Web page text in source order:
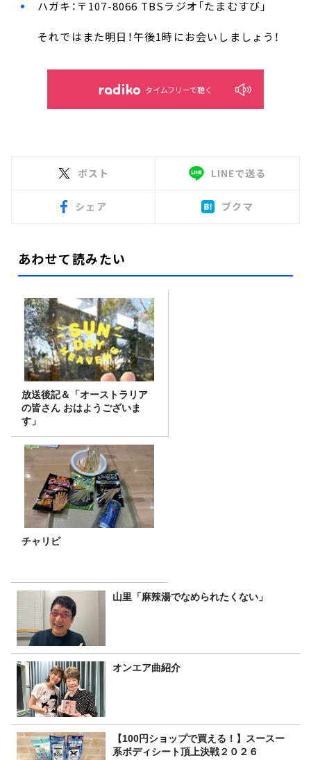
ハガキ：〒107-8066 TBSラジオ「たまむすび」
それではまた明日！午後1時にお会いしましょう！
タイムフリーで聴く
ポスト LINEで送る
シェア ブクマ
あわせて読みたい
放送後記＆「オーストラリア
の皆さん おはようございま
す」
チャリピ
山里「麻辣湯でなめられたくない」
オンエア曲紹介
【100円ショップで買える！】スースー
系ボディシート頂上決戦２０２６